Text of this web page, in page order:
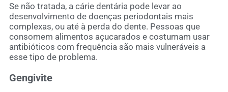
Se não tratada, a cárie dentária pode levar ao
desenvolvimento de doenças periodontais mais
complexas, ou até à perda do dente. Pessoas que
consomem alimentos açucarados e costumam usar
antibióticos com frequência são mais vulneráveis a
esse tipo de problema.
Gengivite